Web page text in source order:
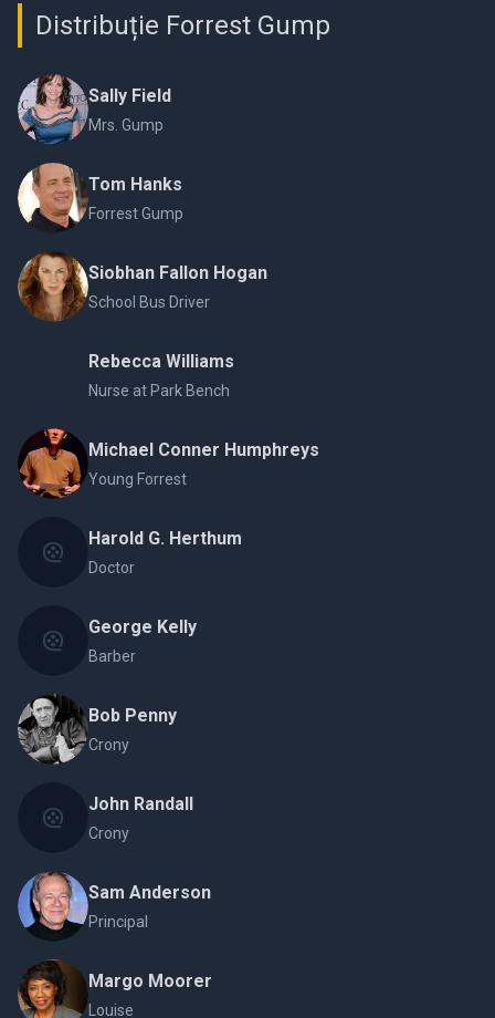
Distribuție Forrest Gump
Sally Field
Mrs. Gump
Tom Hanks
Forrest Gump
Siobhan Fallon Hogan
School Bus Driver
Rebecca Williams
Nurse at Park Bench
Michael Conner Humphreys
Young Forrest
Harold G. Herthum
Doctor
George Kelly
Barber
Bob Penny
Crony
John Randall
Crony
Sam Anderson
Principal
Margo Moorer
Louise